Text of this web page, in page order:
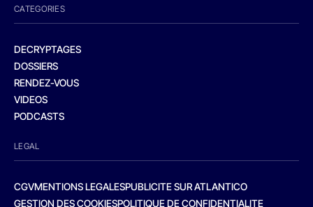
CATEGORIES
DECRYPTAGES
DOSSIERS
RENDEZ-VOUS
VIDEOS
PODCASTS
LEGAL
CGVMENTIONS LEGALESPUBLICITE SUR ATLANTICO
GESTION DES COOKIESPOLITIQUE DE CONFIDENTIALITE